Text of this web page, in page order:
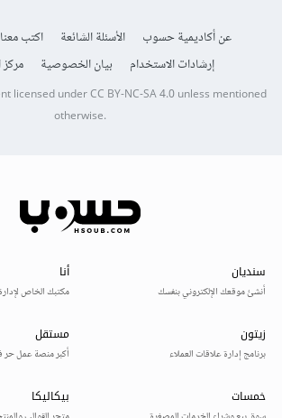
عن أكاديمية حسوب الأسئلة الشائعة اكتب معنا
إرشادات الاستخدام
بيان الخصوصية
licensed underCC BY-NC-SA 4.0unless mentioned
otherwise.